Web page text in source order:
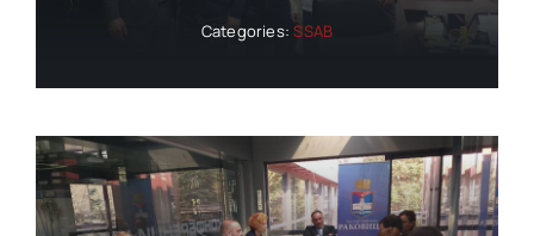
Categories:SSAB